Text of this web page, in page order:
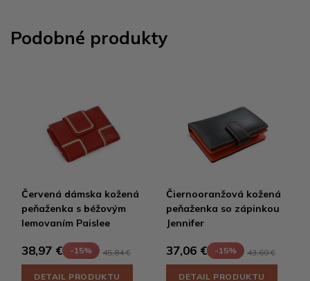
Podobné produkty
Červená dámska kožená
peňaženka s béžovým
lemovaním Paislee
38,97 € -15% 45,84 €
DETAIL PRODUKTU
Čiernooranžová kožená
peňaženka so zápinkou
Jennifer
37,06 € -15% 43,60 €
DETAIL PRODUKTU